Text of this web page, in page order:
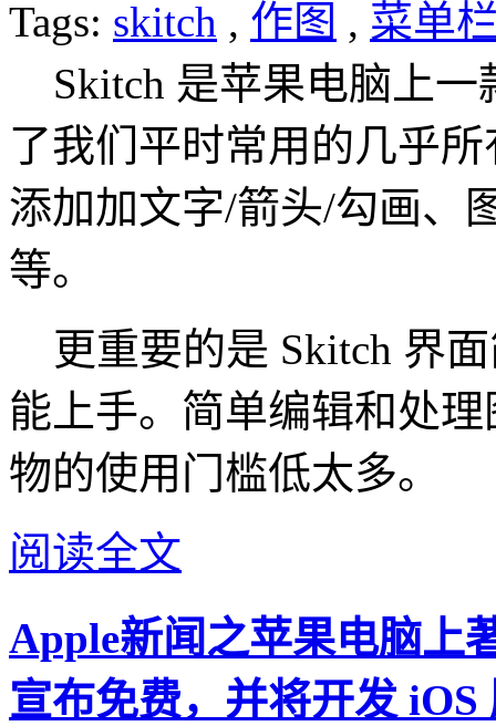
Tags: skitch , 作图 , 菜单
Skitch 是苹果电脑上一
了我们平时常用的几乎
添加加文字/箭头/勾画、
等。
更重要的是 Skitch 界
能上手。简单编辑和处理
物的使用门槛低太多。
阅读全文
Apple新闻之苹果电脑上
宣布免费，并将开发 iOS